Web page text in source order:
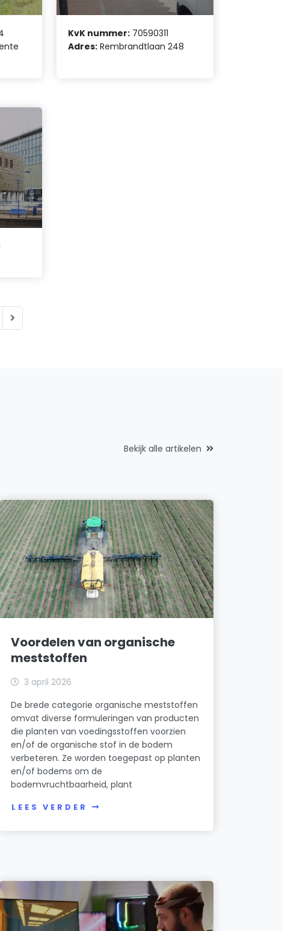
KvK nummer: 70590311
Adres: Rembrandtlaan 248
Bekijk alle artikelen
Voordelen van organische
meststoffen
3 april 2026
De brede categorie organische meststoffen
omvat diverse formuleringen van producten
die planten van voedingsstoffen voorzien
en/of de organische stof in de bodem
verbeteren. Ze worden toegepast op planten
en/of bodems om de
bodemvruchtbaarheid, plant
LEES VERDER